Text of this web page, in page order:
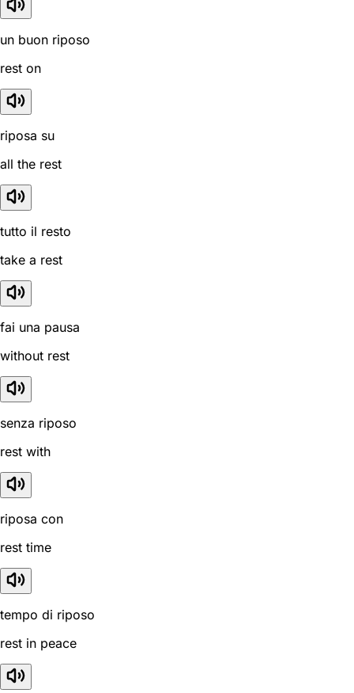
un buon riposo
rest on
riposa su
all the rest
tutto il resto
take a rest
fai una pausa
without rest
senza riposo
rest with
riposa con
rest time
tempo di riposo
rest in peace